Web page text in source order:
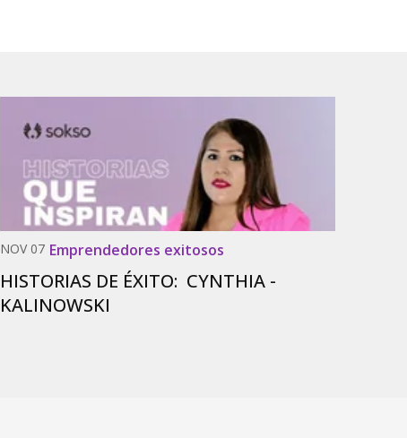
NOV 07 Emprendedores exitosos
HISTORIAS DE ÉXITO: CYNTHIA -
KALINOWSKI